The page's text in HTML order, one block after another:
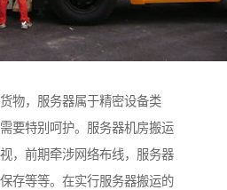
物，服务器属于精密设备类
要特别呵护。服务器机房搬运
，前期牵涉网络布线，服务器
存等等。在实行服务器搬运的